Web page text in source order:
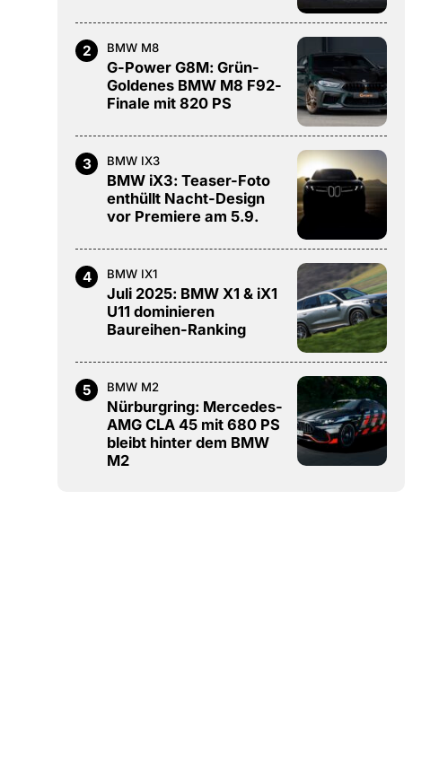
2 BMW M8
G-Power G8M: Grün-
Goldenes BMW M8 F92-
Finale mit 820 PS
3 BMW IX3
BMW iX3: Teaser-Foto
enthüllt Nacht-Design
vor Premiere am 5.9.
4 BMW IX1
Juli 2025: BMW X1 & iX1
U11 dominieren
Baureihen-Ranking
5 BMW M2
Nürburgring: Mercedes-
AMG CLA 45 mit 680 PS
bleibt hinter dem BMW
M2